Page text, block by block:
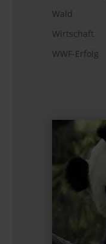
Wald
Wirtschaft
WWF-Erfolg